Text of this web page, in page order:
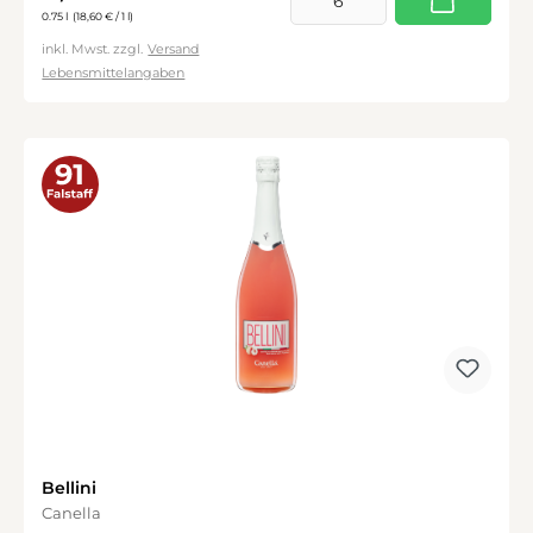
0.75 l (18,60 € / 1 l)
inkl. Mwst. zzgl. Versand
Lebensmittelangaben
Bellini
Canella